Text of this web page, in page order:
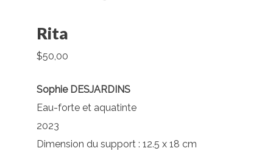
Rita
$50,00
Sophie DESJARDINS
Eau-forte et aquatinte
2023
Dimension du support : 12.5 x 18 cm